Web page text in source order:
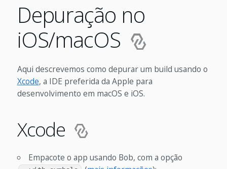
Depuração no
iOS/macOS
Aqui descrevemos como depurar um build usando o
Xcode, a IDE preferida da Apple para
desenvolvimento em macOS e iOS.
Xcode
Empacote o app usando Bob, com a opção